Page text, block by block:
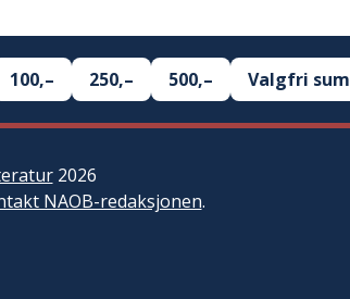
100,– 250,– 500,– Valgfri sum
2026
NAOB-redaksjonen.